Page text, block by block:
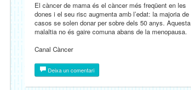
El càncer de mama és el càncer més freqüent en les
dones i el seu risc augmenta amb l’edat: la majoria de
casos se solen donar per sobre dels 50 anys. Aquesta
malaltia no és gaire comuna abans de la menopausa.
Canal Càncer
Deixa un comentari